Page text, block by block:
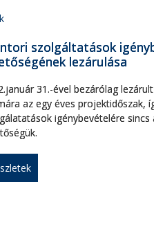
szolgáltatások
lezárulása
31.-ével bezárólag
az egy éves projektidőszak,
igénybevételére sincs